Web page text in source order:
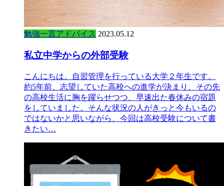
勉強一言アドバイス 2023.05.12
私立中学からの外部受験
こんにちは。自習管理を行っている大学２年生です。
約5年前、志望していた高校への進学が決まり、その先
の高校生活に胸を躍らせつつ、早速出た春休みの宿題
をしていました。そんな状況の人がきっと今もいるの
ではないかと思いながら、今回は高校受験について書
きたい…